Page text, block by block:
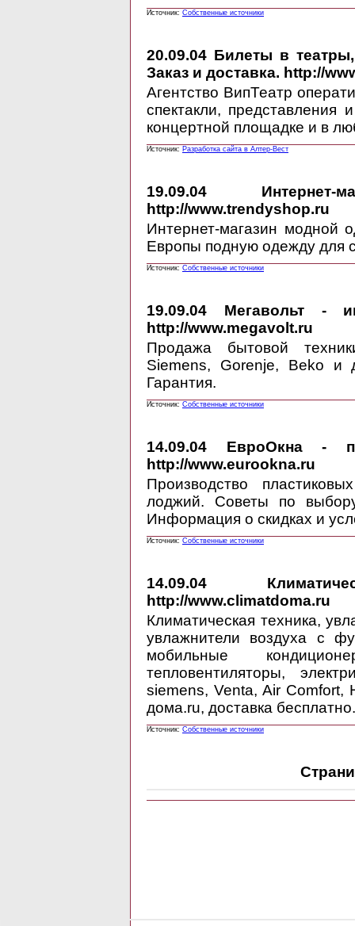
Источник: Собственные источники
20.09.04 Билеты в
Заказ и доставка. http://
Агентство ВипТеатр
спектакли,
концертной площадке и в
Источник: Разработка сайта в Алтер-Вест
19.09.04 Интернет-
http://www.trendyshop.ru
Интернет-магазин модной
Европы подную одежду для
Источник: Собственные источники
19.09.04 Мегавольт -
http://www.megavolt.ru
Продажа бытовой
Siemens, Gorenje, Beko и
Гарантия.
Источник: Собственные источники
14.09.04 ЕвроОкна -
http://www.eurookna.ru
Производство
лоджий. Советы по
Информация о скидках и
Источник: Собственные источники
14.09.04
http://www.climatdoma.ru
Климатическая техника,
увлажнители воздуха с
мобильные
тепловентиляторы,
siemens, Venta, Air Comfort,
дома.ru, доставка бесплатно.
Источник: Собственные источники